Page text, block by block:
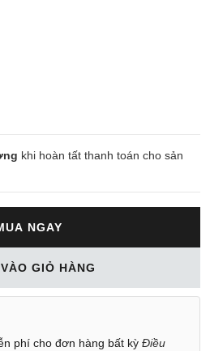
khi hoàn tất thanh toán cho sản
NGAY
GIỎ HÀNG
phí cho đơn hàng bất kỳ Điều